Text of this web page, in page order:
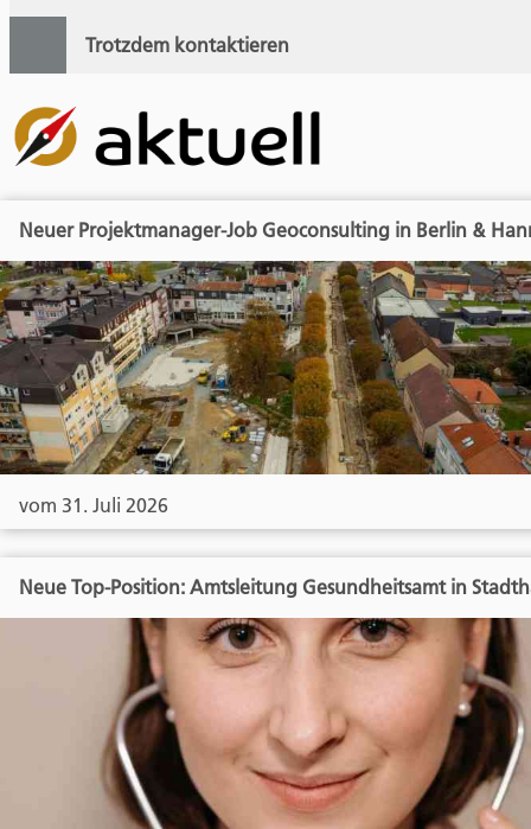
Trotzdem kontaktieren
Neuer Projektmanager-Job Geoconsulting in Berlin &
vom 31. Juli 2026
Neue Top-Position: Amtsleitung Gesundheitsamt in